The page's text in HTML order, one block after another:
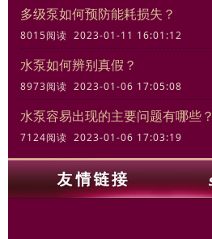
多级泵如何预防能耗损失？
8015阅读 2023-01-11 16:01:12
水泵如何辨别真假？
8973阅读 2023-01-06 17:05:08
水泵容易出现的主要问题有哪些？
7124阅读 2023-01-06 17:03:19